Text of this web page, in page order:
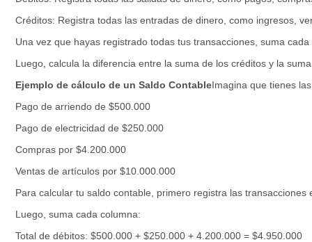
Créditos: Registra todas las entradas de dinero, como ingresos,
Una vez que hayas registrado todas tus transacciones, suma
Luego, calcula la diferencia entre la suma de los créditos y la
Ejemplo de cálculo de un Saldo ContableImagina que tienes
Pago de arriendo de $500.000
Pago de electricidad de $250.000
Compras por $4.200.000
Ventas de artículos por $10.000.000
Para calcular tu saldo contable, primero registra las transacciones
Luego, suma cada columna:
Total de débitos: $500.000 + $250.000 + 4.200.000 = $4.950.000